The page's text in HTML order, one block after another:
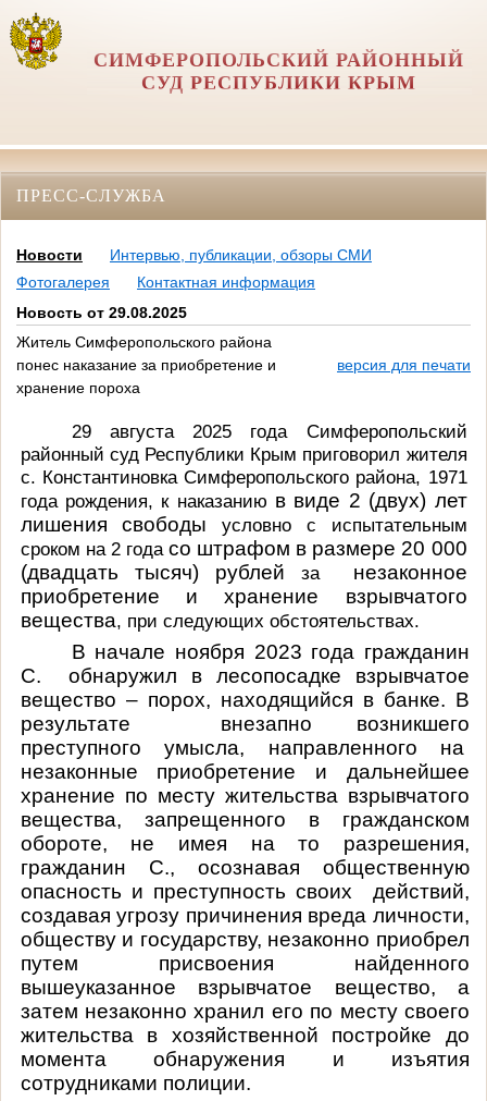
СИМФЕРОПОЛЬСКИЙ РАЙОННЫЙ
СУД РЕСПУБЛИКИ КРЫМ
ПРЕСС-СЛУЖБА
Новости
Интервью, публикации, обзоры СМИ
Фотогалерея
Контактная информация
Новость от 29.08.2025
Житель Симферопольского района
понес наказание за приобретение и
хранение пороха
версия для печати
29 августа 2025 года Симферопольский
районный суд Республики Крым приговорил жителя
с. Константиновка Симферопольского района, 1971
года рождения, к наказанию в виде 2 (двух) лет
лишения свободы условно с испытательным
сроком на 2 года со штрафом в размере 20 000
(двадцать тысяч) рублей за
незаконное
приобретение и хранение взрывчатого
вещества, при следующих обстоятельствах.
В начале ноября 2023 года гражданин
С. обнаружил в лесопосадке взрывчатое
вещество – порох, находящийся в банке. В
результате внезапно возникшего
преступного умысла, направленного на
незаконные приобретение и дальнейшее
хранение по месту жительства взрывчатого
вещества, запрещенного в гражданском
обороте, не имея на то разрешения,
гражданин С., осознавая общественную
опасность и преступность своих действий,
создавая угрозу причинения вреда личности,
обществу и государству, незаконно приобрел
путем присвоения найденного
вышеуказанное взрывчатое вещество, а
затем незаконно хранил его по месту своего
жительства в хозяйственной постройке до
момента обнаружения и изъятия
сотрудниками полиции.